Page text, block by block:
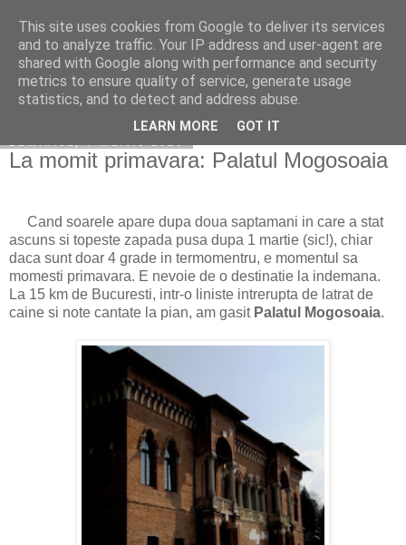
Becerescu.ro
La momit primavara: Palatul Mogosoaia
Cand soarele apare dupa doua saptamani in care a stat
ascuns si topeste zapada pusa dupa 1 martie (sic!), chiar
daca sunt doar 4 grade in termomentru, e momentul sa
momesti primavara. E nevoie de o destinatie la indemana.
La 15 km de Bucuresti, intr-o liniste intrerupta de latrat de
caine si note cantate la pian, am gasit Palatul Mogosoaia.
This site uses cookies from Google to deliver its services
and to analyze traffic. Your IP address and user-agent are
shared with Google along with performance and security
metrics to ensure quality of service, generate usage
statistics, and to detect and address abuse.
LEARN MORE GOT IT